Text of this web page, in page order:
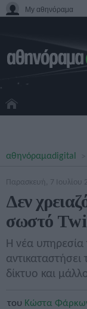
My αθηνόραμα
HOME CINEMA
GADGETS
TV
GAMES
SPECIALS
αθηνόραμαdigital
Παρασκευή, 7 Ιουλίου
Δεν
σωστό
Η νέα υπηρεσία
αντικαταστήσει
δίκτυο και
του Κώστα